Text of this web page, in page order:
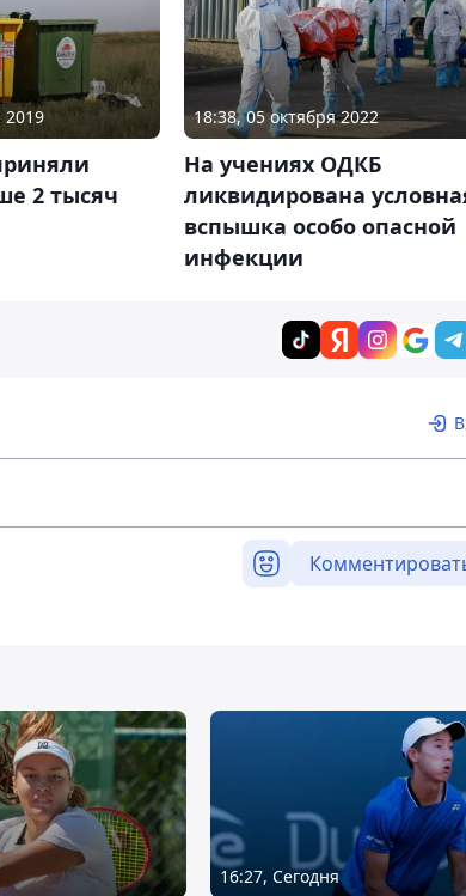
2019
2 тысяч
18:38, 05 октября 2022
На учениях ОДКБ
ликвидирована
вспышка особо опасной
инфекции
16:27, Сегодня